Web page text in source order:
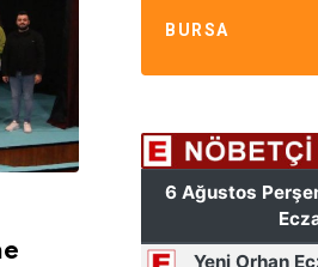
BURSA